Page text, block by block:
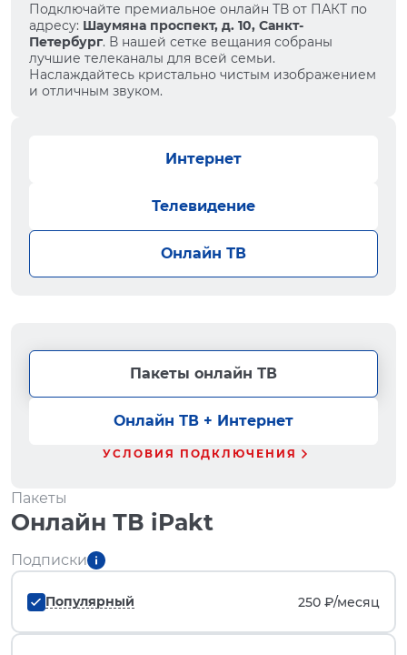
Подключайте премиальное онлайн ТВ от ПАКТ по
адресу: Шаумяна проспект, д. 10, Санкт-
Петербург. В нашей сетке вещания собраны
лучшие телеканалы для всей семьи.
Наслаждайтесь кристально чистым изображением
и отличным звуком.
Интернет
Телевидение
Онлайн ТВ
Пакеты онлайн ТВ
Онлайн ТВ + Интернет
УСЛОВИЯ ПОДКЛЮЧЕНИЯ
Пакеты
Онлайн ТВ iPakt
Подписки
Популярный 250 ₽/месяц